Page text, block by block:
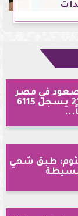
في مصر
ليل اليوم وعيار 21 يسجل 6115
طبق شهي
بسيطة